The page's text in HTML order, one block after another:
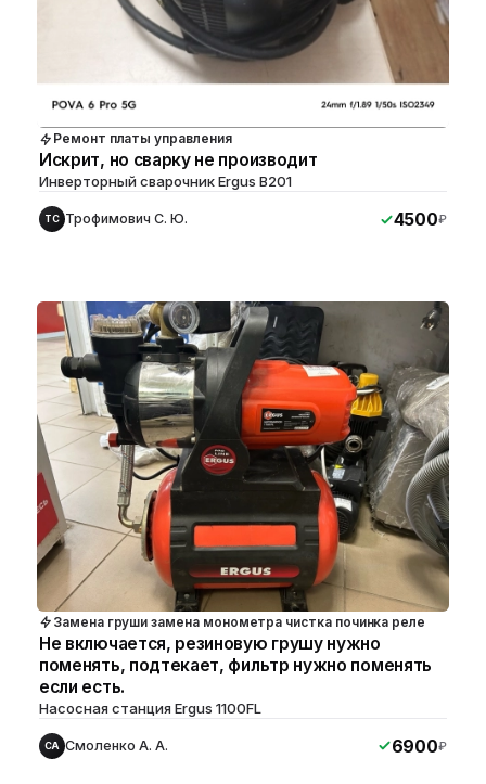
Ремонт платы управления
Искрит, но сварку не производит
Инверторный сварочник Ergus B201
ТС Трофимович С. Ю. 4500₽
Замена груши замена монометра чистка починка реле
Не включается, резиновую грушу нужно
поменять, подтекает, фильтр нужно поменять
если есть.
Насосная станция Ergus 1100FL
СА Смоленко А. А. 6900₽